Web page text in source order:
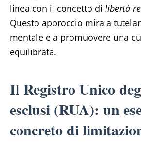
linea con il concetto di libertà
Questo approccio mira a
mentale e a promuovere una
equilibrata.
Il Registro Unico
esclusi (RUA): un
concreto di